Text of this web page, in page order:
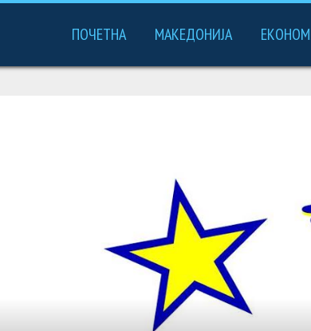
ПОЧЕТНА МАКЕДОНИЈА